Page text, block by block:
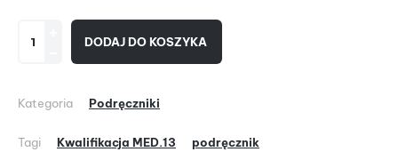
DODAJ DO KOSZYKA
Kategoria Podręczniki
Tagi Kwalifikacja MED.13 podręcznik